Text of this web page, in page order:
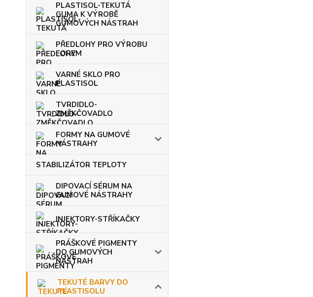
PLASTISOL-TEKUTÁ
GUMA K VÝROBĚ
GUMOVÝCH NÁSTRAH
PŘEDLOHY PRO VÝROBU
FOREM
VARNÉ SKLO PRO
PLASTISOL
TVRDIDLO-
ZMĚKČOVADLO
FORMY NA GUMOVÉ
NÁSTRAHY
STABILIZÁTOR TEPLOTY
DIPOVACÍ SÉRUM NA
GUMOVÉ NÁSTRAHY
INJEKTORY-STŘÍKAČKY
PRÁŠKOVÉ PIGMENTY
DO GUMOVÝCH
NÁSTRAH
TEKUTÉ BARVY DO
PLASTISOLU